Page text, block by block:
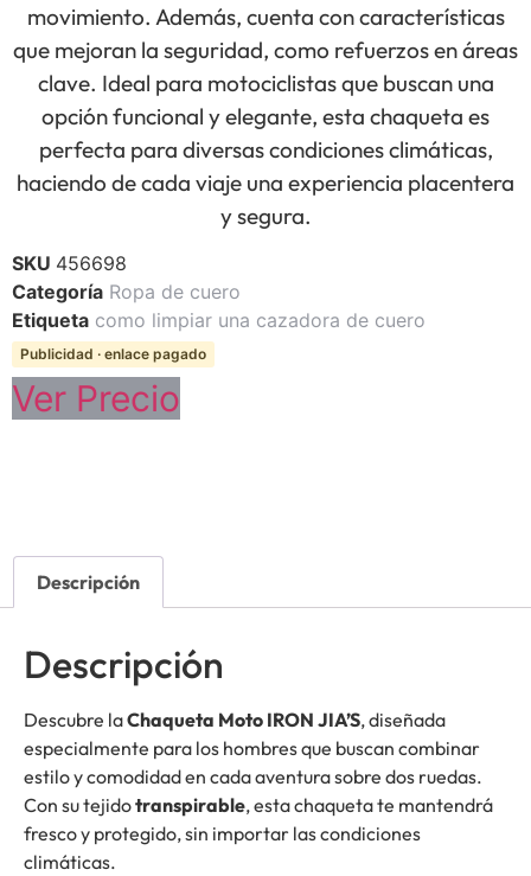
movimiento. Además, cuenta con características
que mejoran la seguridad, como refuerzos en áreas
clave. Ideal para motociclistas que buscan una
opción funcional y elegante, esta chaqueta es
perfecta para diversas condiciones climáticas,
haciendo de cada viaje una experiencia placentera
y segura.
SKU 456698
Categoría Ropa de cuero
Etiqueta como limpiar una cazadora de cuero
Publicidad · enlace pagado
Ver Precio
Descripción
Descripción
Descubre laChaqueta Moto IRON JIA’S, diseñada
especialmente para los hombres que buscan combinar
estilo y comodidad en cada aventura sobre dos ruedas.
Con su tejidotranspirable, esta chaqueta te mantendrá
fresco y protegido, sin importar las condiciones
climáticas.